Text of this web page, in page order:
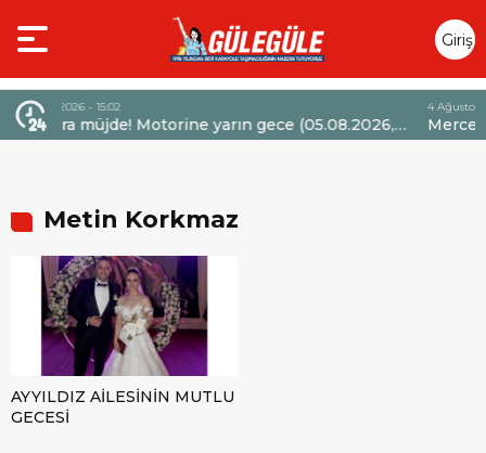
Giriş
Yap
yarın gece (05.08.2026,
6,60 TL’lik dev bir indirim
Mercedes-Benz Türk’ten
Sözleşmelerinde 36 Aya
Metin Korkmaz
AYYILDIZ AİLESİNİN MUTLU
GECESİ